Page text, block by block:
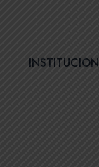
INSTITUCION